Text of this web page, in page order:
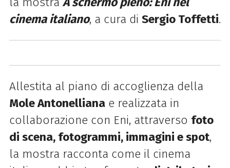
cinema italiano, a cura di Sergio Toffetti.
Allestita al piano di accoglienza della
Mole Antonellianae realizzata in
collaborazione con Eni, attraverso foto
di scena, fotogrammi, immagini e spot,
la mostra racconta come il cinema